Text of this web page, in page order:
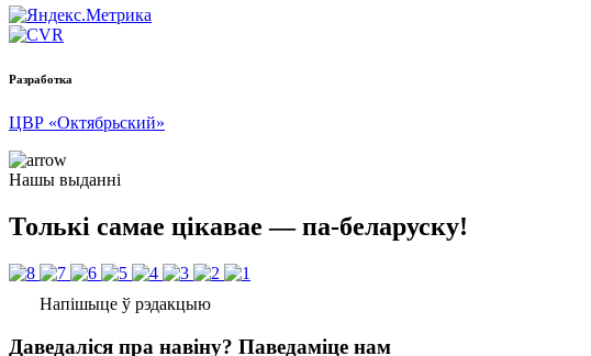
Разработка
ЦВР «Октябрьский»
Нашы выданні
Толькі самае цікавае — па-беларуску!
Напішыце ў рэдакцыю
Даведаліся пра навіну? Паведаміце нам